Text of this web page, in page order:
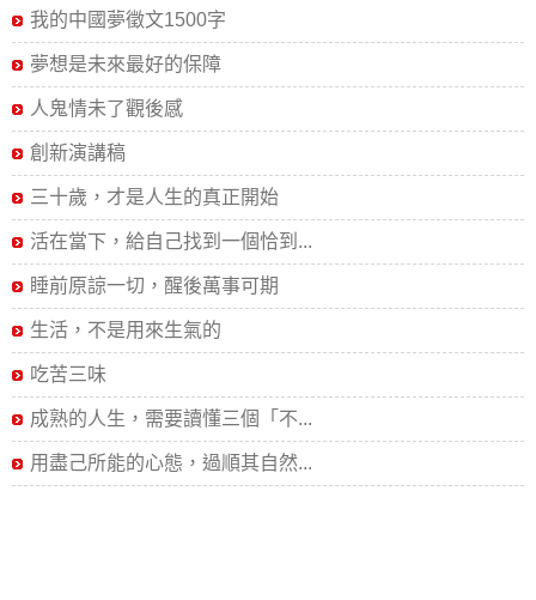
我的中國夢徵文1500字
夢想是未來最好的保障
人鬼情未了觀後感
創新演講稿
三十歲，才是人生的真正開始
活在當下，給自己找到一個恰到...
睡前原諒一切，醒後萬事可期
生活，不是用來生氣的
吃苦三味
成熟的人生，需要讀懂三個「不...
用盡己所能的心態，過順其自然...